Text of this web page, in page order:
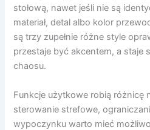
stołową, nawet jeśli nie są
materiał, detal albo kolor
są trzy zupełnie różne style
przestaje być akcentem, a staje
chaosu.
Funkcje użytkowe robią różnicę
sterowanie strefowe,
wypoczynku warto mieć